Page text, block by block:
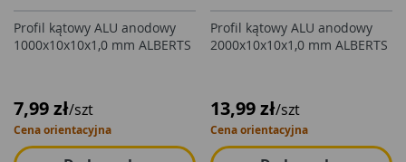
Profil kątowy ALU anodowy
1000x10x10x1,0 mm ALBERTS
7,99 zł/szt
Cena orientacyjna
Profil kątowy ALU anodowy
2000x10x10x1,0 mm ALBERTS
13,99 zł/szt
Cena orientacyjna